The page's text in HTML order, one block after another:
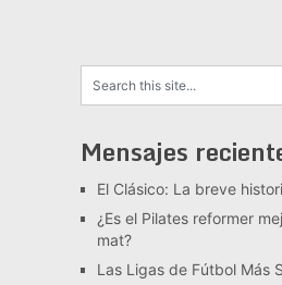
Mensajes
El Clásico: La breve
¿Es el Pilates reformer
mat?
Las Ligas de Fútbol Más